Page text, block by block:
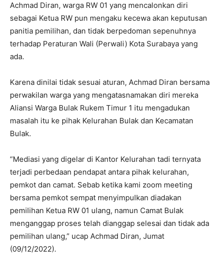
Achmad Diran, warga RW 01 yang mencalonkan diri
sebagai Ketua RW pun mengaku kecewa akan keputusan
panitia pemilihan, dan tidak berpedoman sepenuhnya
terhadap Peraturan Wali (Perwali) Kota Surabaya yang
ada.
Karena dinilai tidak sesuai aturan, Achmad Diran bersama
perwakilan warga yang mengatasnamakan diri mereka
Aliansi Warga Bulak Rukem Timur 1 itu mengadukan
masalah itu ke pihak Kelurahan Bulak dan Kecamatan
Bulak.
“Mediasi yang digelar di Kantor Kelurahan tadi ternyata
terjadi perbedaan pendapat antara pihak kelurahan,
pemkot dan camat. Sebab ketika kami zoom meeting
bersama pemkot sempat menyimpulkan diadakan
pemilihan Ketua RW 01 ulang, namun Camat Bulak
menganggap proses telah dianggap selesai dan tidak ada
pemilihan ulang,” ucap Achmad Diran, Jumat
(09/12/2022).